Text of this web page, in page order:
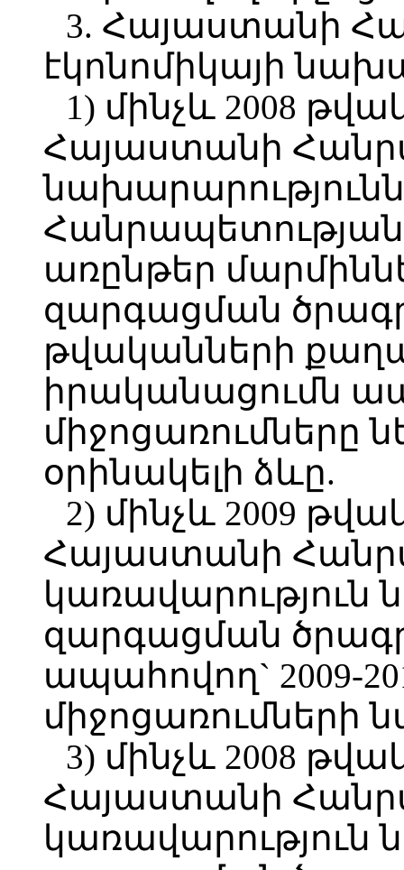
3. Հայաստանի
էկոնոմիկայի
1) մինչև 2008
Հայաստանի
առընթեր
զարգացման
թվականների
իրականացումն
միջոցառումները
օրինակելի ձևը.
2) մինչև 2009
Հայաստանի
կառավարություն
զարգացման
ապահովող` 2009-
միջոցառումների
3) մինչև 2008
Հայաստանի
կառավարություն